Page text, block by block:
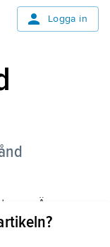
Logga in
Även
i regel